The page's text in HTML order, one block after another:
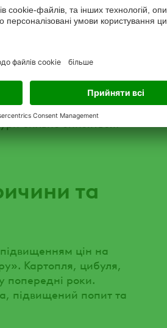
19-25 вересня виросли
трейдерами впали
Протягом вересня
складної погоди в
зростання цін
опади в центральні
сильно знизяться.
та
підвищенням цін на
Картопля, цибуля,
попередні роки.
підвищений попит та